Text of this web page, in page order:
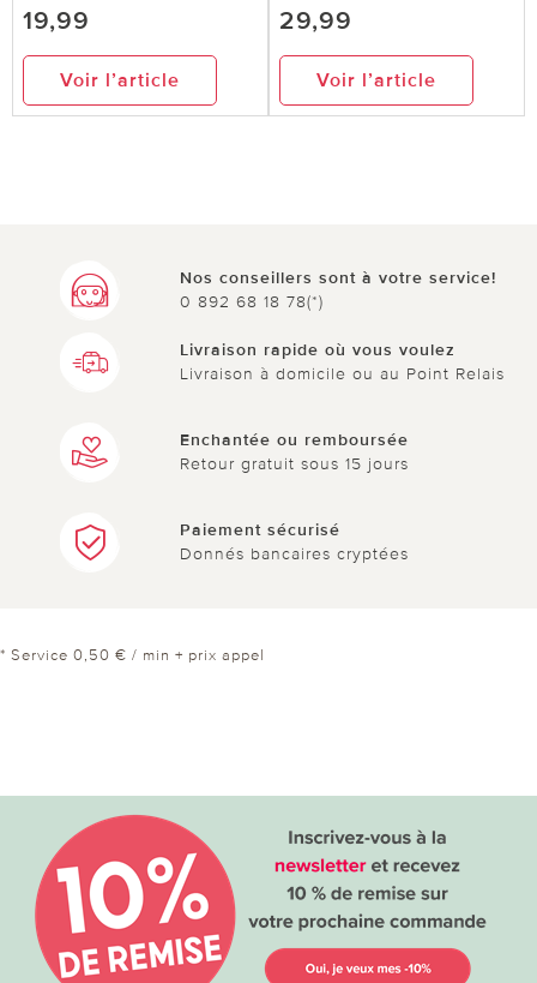
19,99
Voir l’article
29,99
Voir l’article
Nos conseillers sont à votre service!
0 892 68 18 78(*)
Livraison rapide où vous voulez
Livraison à domicile ou au Point Relais
Enchantée ou remboursée
Retour gratuit sous 15 jours
Paiement sécurisé
Donnés bancaires cryptées
* Service 0,50 € / min + prix appel